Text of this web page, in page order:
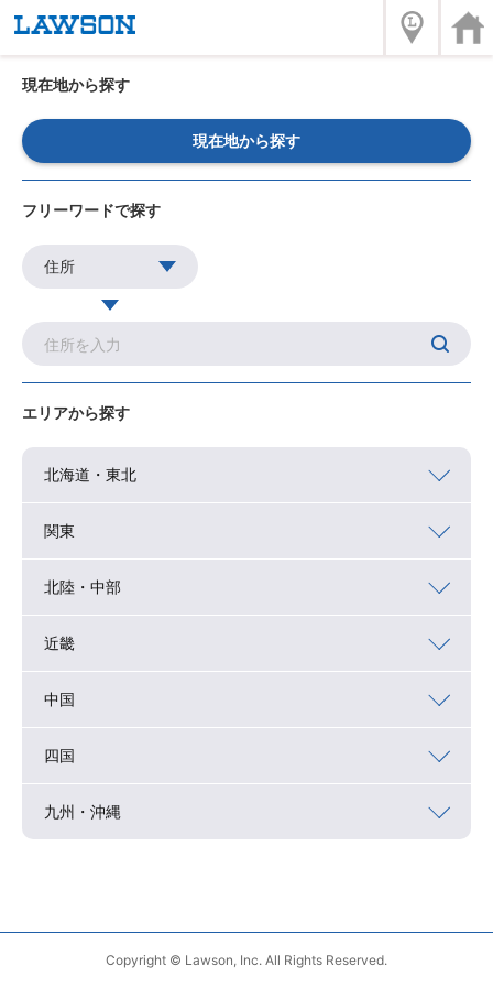
現在地から探す
現在地から探す
フリーワードで探す
エリアから探す
北海道・東北
関東
北陸・中部
近畿
中国
四国
九州・沖縄
Copyright © Lawson, Inc. All Rights Reserved.